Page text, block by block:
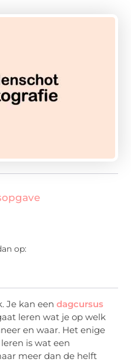
op:
Je kan eendagcursus
leren wat je op welk
en waar. Het enige
is wat een
meer dan de helft